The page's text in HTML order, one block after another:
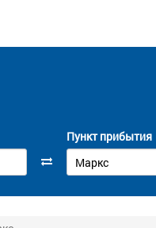
Пункт прибытия